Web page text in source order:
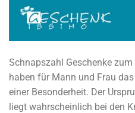
Schnapszahl Geschenke
haben für Mann und Frau
einer Besonderheit. Der
liegt wahrscheinlich bei den